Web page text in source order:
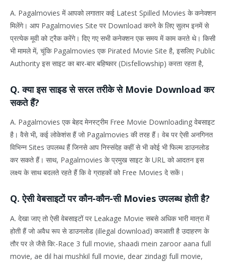
A. Pagalmovies में आपको लगातार कई Latest Spilled Movies के कनेक्शन
मिलेंगे। आप Pagalmovies Site पर Download करने के लिए सुलभ इनमें से
प्रत्येक मूवी को ट्रैक करेंगे। दिए गए सभी कनेक्शन एक समय में काम करते थे। किसी
भी मामले में, चूंकि Pagalmovies एक Pirated Movie Site है, इसलिए Public
Authority इस साइट का बार-बार बहिष्कार (Disfellowship) करता रहता है,
Q. क्या इस साइड से सरल तरीके से Movie Download कर
सकते हैं?
A. Pagalmovies एक बेहद मेनस्ट्रीम Free Movie Downloading वेबसाइट
है। वैसे भी, कई लोकेशंस हैं जो Pagalmovies की तरह हैं। वेब पर ऐसी अनगिनत
विभिन्न Sites उपलब्ध हैं जिनसे आप निस्संदेह कहीं से भी कोई भी फिल्म डाउनलोड
कर सकते हैं। साथ, Pagalmovies के प्रमुख साइट के URL को आदतन इस
लक्ष्य के साथ बदलते रहते हैं कि वे ग्राहकों को Free Movies दे सकें।
Q. ऐसी वेबसाइटों पर कौन-कौन-सी Movies उपलब्ध होती है?
A. देखा जाए तो ऐसी वेबसाइटों पर Leakage Movie सबसे अधिक भारी मात्रा में
होती हैं जो अवैध रूप से डाउनलोड (illegal download) करआती है उदाहरण के
तौर पर ले जैसे कि:-Race 3 full movie, shaadi mein zaroor aana full
movie, ae dil hai mushkil full movie, dear zindagi full movie,